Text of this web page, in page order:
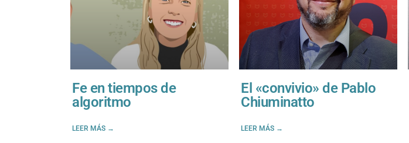
Fe en tiempos de
algoritmo
LEER MÁS →
El «convivio» de Pablo
Chiuminatto
LEER MÁS →